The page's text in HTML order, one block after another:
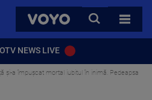
VOYO
CAUTA
TOATE
NEWS LIVE
și-a împușcat mortal iubitul în inimă. Pedeapsa